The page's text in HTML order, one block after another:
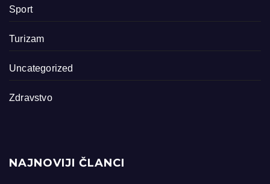
Sport
Turizam
Uncategorized
Zdravstvo
NAJNOVIJI ČLANCI